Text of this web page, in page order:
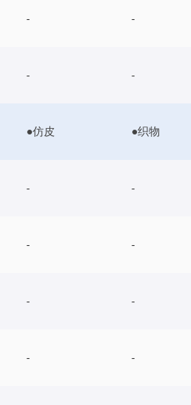
- -
- -
●仿皮 ●织物
- -
- -
- -
- -